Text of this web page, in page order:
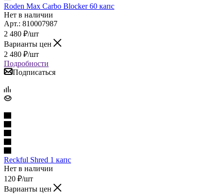
Roden Max Carbo Blocker 60 капс
Нет в наличии
Арт.: 810007987
2 480 ₽/шт
Варианты цен
2 480 ₽/шт
Подробности
Подписаться
Reckful Shred 1 капс
Нет в наличии
120 ₽/шт
Варианты цен